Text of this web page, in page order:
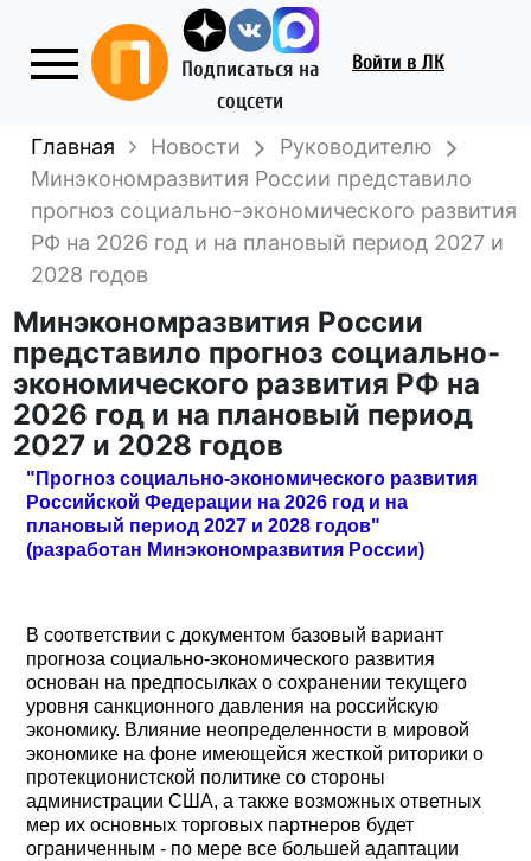
Подписаться на
соцсети
Войти в ЛК
Главная Новости
Руководителю
Минэкономразвития России представило
прогноз социально-экономического развития
РФ на 2026 год и на плановый период 2027 и
2028 годов
Минэкономразвития России
представило прогноз социально-
экономического развития РФ на
2026 год и на плановый период
2027 и 2028 годов
"Прогноз социально-экономического развития
Российской Федерации на 2026 год и на
плановый период 2027 и 2028 годов"
(разработан Минэкономразвития России)
В соответствии с документом базовый вариант
прогноза социально-экономического развития
основан на предпосылках о сохранении текущего
уровня санкционного давления на российскую
экономику. Влияние неопределенности в мировой
экономике на фоне имеющейся жесткой риторики о
протекционистской политике со стороны
администрации США, а также возможных ответных
мер их основных торговых партнеров будет
ограниченным - по мере все большей адаптации